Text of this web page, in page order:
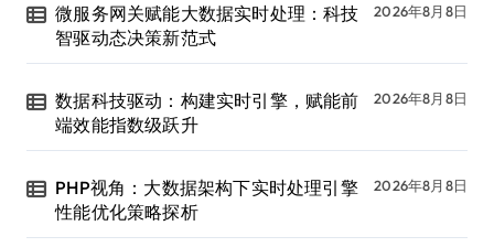
微服务网关赋能大数据实时处理：科技
智驱动态决策新范式
2026年8月8日
数据科技驱动：构建实时引擎，赋能前
端效能指数级跃升
2026年8月8日
PHP视角：大数据架构下实时处理引擎
性能优化策略探析
2026年8月8日